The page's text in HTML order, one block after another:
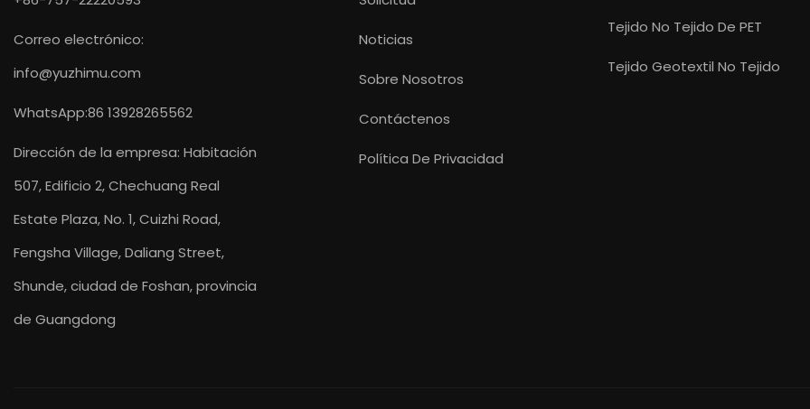
Correo electrónico:
info@yuzhimu.com
WhatsApp:86 13928265562
Dirección de la empresa: Habitación
507, Edificio 2, Chechuang Real
Estate Plaza, No. 1, Cuizhi Road,
Fengsha Village, Daliang Street,
Shunde, ciudad de Foshan, provincia
de Guangdong
Noticias
Sobre Nosotros
Contáctenos
Política De Privacidad
Tejido No Tejido De PET
Tejido Geotextil No Tejido